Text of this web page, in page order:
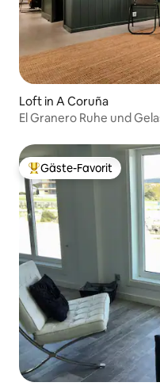
Loft in A Coruña
El Granero Ruhe und
Beliebter Gäste-Favorit.
Gäste-Favorit